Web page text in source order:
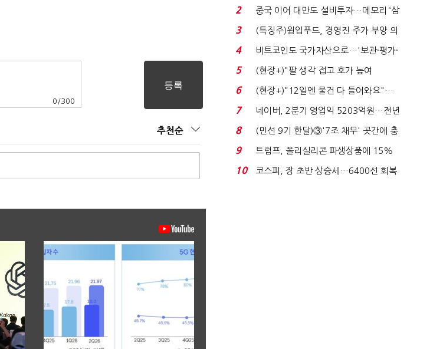
0 /300
추천순
로봇·AI 등 논...
2
중국 이어 대만도 설비투자…메모리 ‘삼
국전쟁’
3
(특징주)윙입푸드, 경영진 주가 부양 의
지에 상한가...
4
비트코인도 국가자산으로…'보관·평가·
처분' 기준은 ...
5
(현장+)"팔 생각 접고 호가 높여
요"…'덜 똘똘한 한 채' 20...
6
(현장+)"12일엔 물건 다 들어와요"…
빈 매대 채우며 문 연 ...
7
네이버, 2분기 영업익 5203억원…전년
비 0.2% 감소...
8
(민선 9기 한달)③'7조 채무' 곳간에 충
격…추미애, 20년...
9
트럼프, 폴리실리콘 파생상품에 15%
관세…"미 산업 재건"...
10
코스피, 장 초반 상승세…6400선 회복